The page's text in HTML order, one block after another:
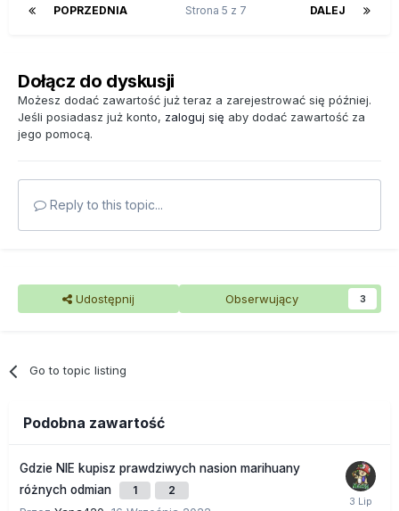
POPRZEDNIA DALEJ
Strona 5 z 7
Dołącz do dyskusji
Możesz dodać zawartość już teraz a zarejestrować się później.
Jeśli posiadasz już konto, zaloguj się aby dodać zawartość za
jego pomocą.
Reply to this topic...
Udostępnij Obserwujący 3
Go to topic listing
Podobna zawartość
Gdzie NIE kupisz prawdziwych nasion marihuany
różnych odmian
1 2